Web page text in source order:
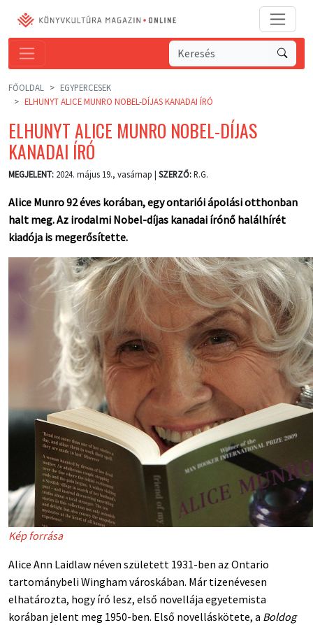
FŐOLDAL
EGYPERCESEK
ELHUNYT ALICE MUNRO NOBEL-DÍJAS KANADAI ÍRÓ
ELHUNYT ALICE MUNRO NOBEL-DÍJAS
KANADAI ÍRÓ
MEGJELENT: 2024. május 19., vasárnap | SZERZŐ:R.G.
Alice Munro 92 éves korában, egy ontariói ápolási otthonban
halt meg. Az irodalmi Nobel-díjas kanadai írónő halálhírét
kiadója is megerősítette.
Kép forrása
Alice Ann Laidlaw néven született 1931-ben az Ontario
tartománybeli Wingham városkában. Már tizenévesen
elhatározta, hogy író lesz, első novellája egyetemista
korában jelent meg 1950-ben. Első novelláskötete, a Boldog